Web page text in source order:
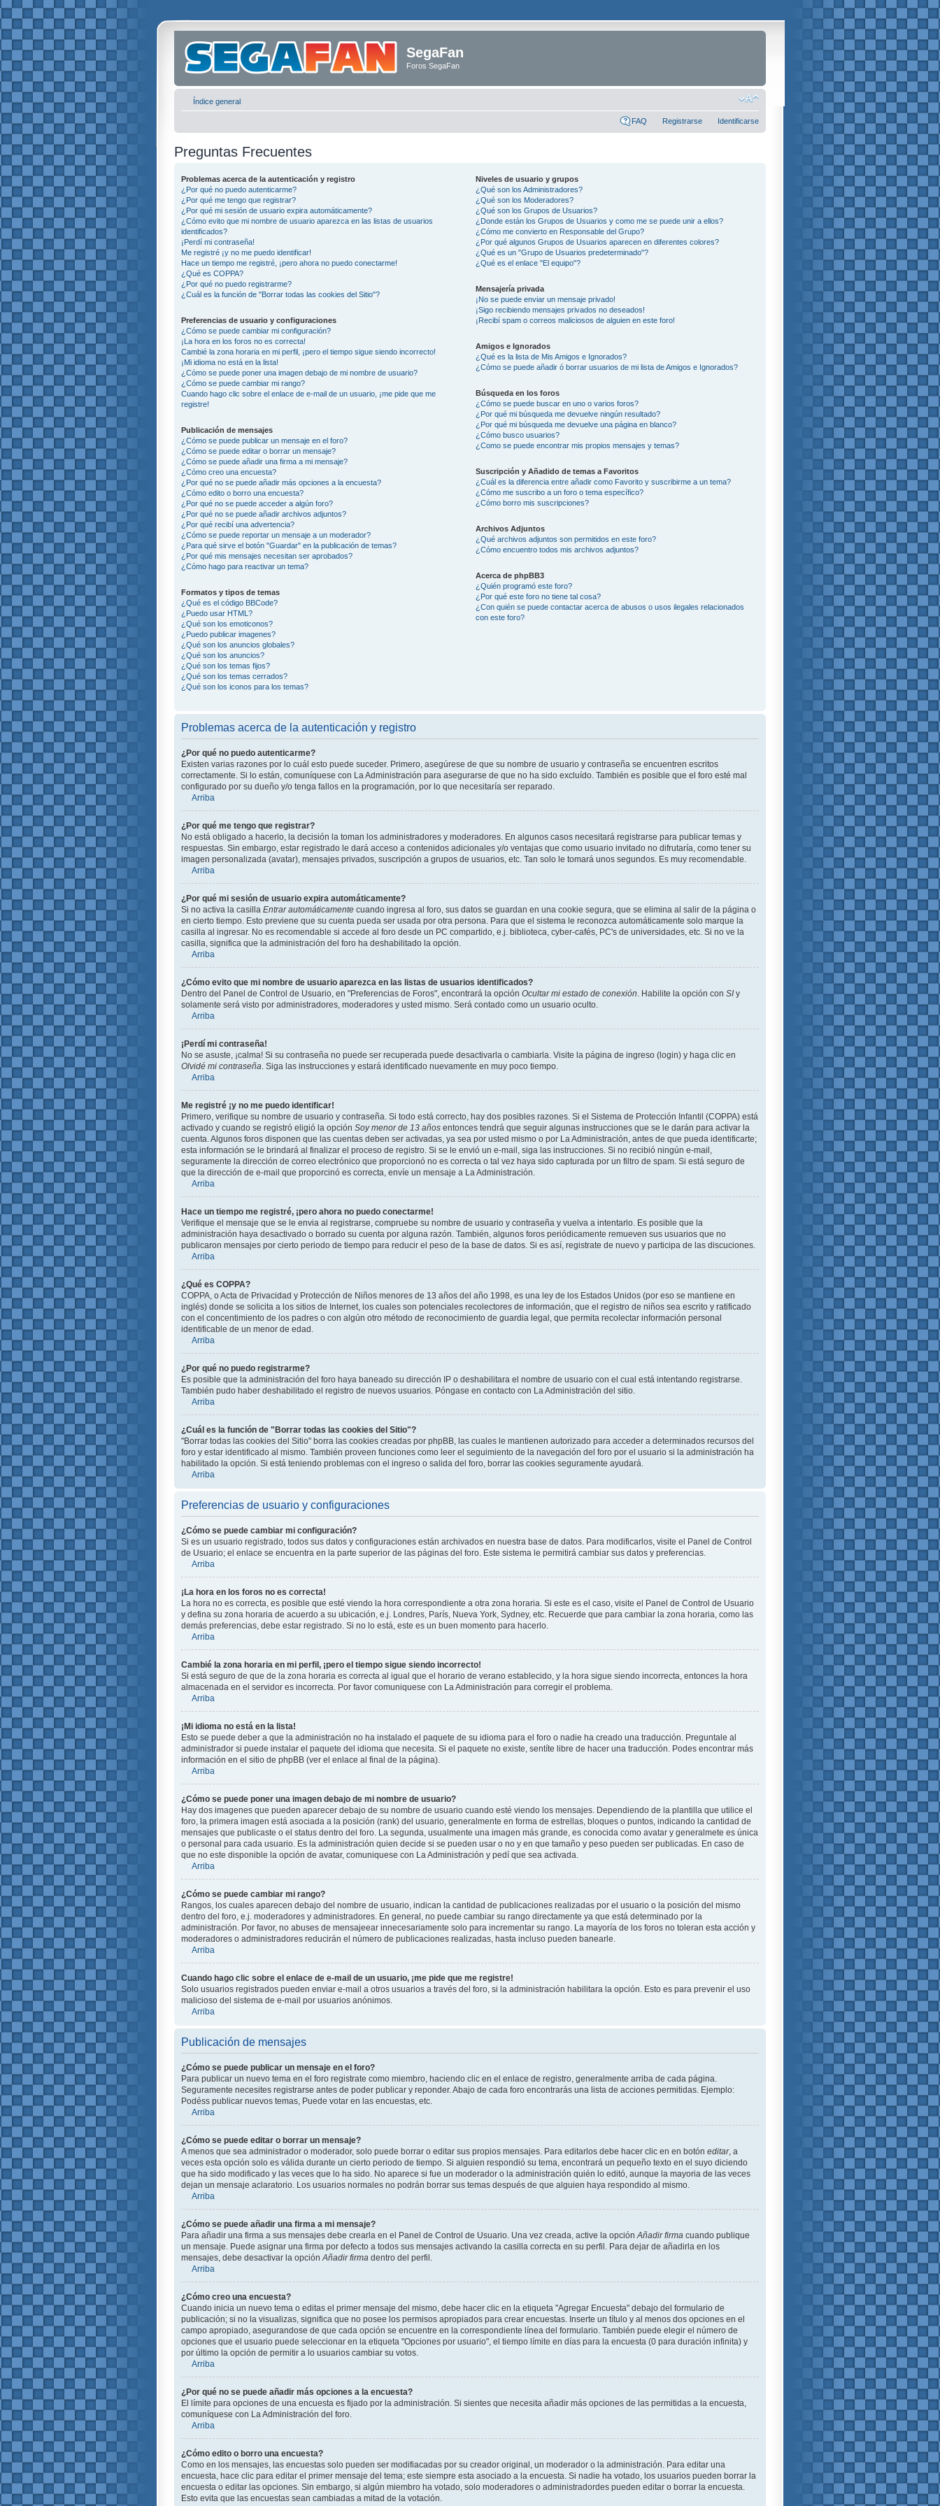
SegaFan
Foros SegaFan
Índice general
FAQ Registrarse Identificarse
Preguntas Frecuentes
Problemas acerca de la autenticación y registro
¿Por qué no puedo autenticarme?
¿Por qué me tengo que registrar?
¿Por qué mi sesión de usuario expira automáticamente?
¿Cómo evito que mi nombre de usuario aparezca en las listas de usuarios
identificados?
¡Perdí mi contraseña!
Me registré ¡y no me puedo identificar!
Hace un tiempo me registré, ¡pero ahora no puedo conectarme!
¿Qué es COPPA?
¿Por qué no puedo registrarme?
¿Cuál es la función de "Borrar todas las cookies del Sitio"?
Preferencias de usuario y configuraciones
¿Cómo se puede cambiar mi configuración?
¡La hora en los foros no es correcta!
Cambié la zona horaria en mi perfil, ¡pero el tiempo sigue siendo incorrecto!
¡Mi idioma no está en la lista!
¿Cómo se puede poner una imagen debajo de mi nombre de usuario?
¿Cómo se puede cambiar mi rango?
Cuando hago clic sobre el enlace de e-mail de un usuario, ¡me pide que me
registre!
Publicación de mensajes
¿Cómo se puede publicar un mensaje en el foro?
¿Cómo se puede editar o borrar un mensaje?
¿Cómo se puede añadir una firma a mi mensaje?
¿Cómo creo una encuesta?
¿Por qué no se puede añadir más opciones a la encuesta?
¿Cómo edito o borro una encuesta?
¿Por qué no se puede acceder a algún foro?
¿Por qué no se puede añadir archivos adjuntos?
¿Por qué recibí una advertencia?
¿Cómo se puede reportar un mensaje a un moderador?
¿Para qué sirve el botón "Guardar" en la publicación de temas?
¿Por qué mis mensajes necesitan ser aprobados?
¿Cómo hago para reactivar un tema?
Formatos y tipos de temas
¿Qué es el código BBCode?
¿Puedo usar HTML?
¿Qué son los emoticonos?
¿Puedo publicar imagenes?
¿Qué son los anuncios globales?
¿Qué son los anuncios?
¿Qué son los temas fijos?
¿Qué son los temas cerrados?
¿Qué son los iconos para los temas?
Niveles de usuario y grupos
¿Qué son los Administradores?
¿Qué son los Moderadores?
¿Qué son los Grupos de Usuarios?
¿Donde están los Grupos de Usuarios y como me se puede unir a ellos?
¿Cómo me convierto en Responsable del Grupo?
¿Por qué algunos Grupos de Usuarios aparecen en diferentes colores?
¿Qué es un "Grupo de Usuarios predeterminado"?
¿Qué es el enlace "El equipo"?
Mensajería privada
¡No se puede enviar un mensaje privado!
¡Sigo recibiendo mensajes privados no deseados!
¡Recibí spam o correos maliciosos de alguien en este foro!
Amigos e Ignorados
¿Qué es la lista de Mis Amigos e Ignorados?
¿Cómo se puede añadir ó borrar usuarios de mi lista de Amigos e Ignorados?
Búsqueda en los foros
¿Cómo se puede buscar en uno o varios foros?
¿Por qué mi búsqueda me devuelve ningún resultado?
¿Por qué mi búsqueda me devuelve una página en blanco?
¿Cómo busco usuarios?
¿Como se puede encontrar mis propios mensajes y temas?
Suscripción y Añadido de temas a Favoritos
¿Cuál es la diferencia entre añadir como Favorito y suscribirme a un tema?
¿Cómo me suscribo a un foro o tema específico?
¿Cómo borro mis suscripciones?
Archivos Adjuntos
¿Qué archivos adjuntos son permitidos en este foro?
¿Cómo encuentro todos mis archivos adjuntos?
Acerca de phpBB3
¿Quién programó este foro?
¿Por qué este foro no tiene tal cosa?
¿Con quién se puede contactar acerca de abusos o usos ilegales relacionados
con este foro?
Problemas acerca de la autenticación y registro
¿Por qué no puedo autenticarme?
Existen varias razones por lo cuál esto puede suceder. Primero, asegúrese de que su nombre de usuario y contraseña se encuentren escritos
correctamente. Si lo están, comuníquese con La Administración para asegurarse de que no ha sido excluído. También es posible que el foro esté mal
configurado por su dueño y/o tenga fallos en la programación, por lo que necesitaría ser reparado.
Arriba
¿Por qué me tengo que registrar?
No está obligado a hacerlo, la decisión la toman los administradores y moderadores. En algunos casos necesitará registrarse para publicar temas y
respuestas. Sin embargo, estar registrado le dará acceso a contenidos adicionales y/o ventajas que como usuario invitado no difrutaría, como tener su
imagen personalizada (avatar), mensajes privados, suscripción a grupos de usuarios, etc. Tan solo le tomará unos segundos. Es muy recomendable.
Arriba
¿Por qué mi sesión de usuario expira automáticamente?
Si no activa la casilla Entrar automáticamente cuando ingresa al foro, sus datos se guardan en una cookie segura, que se elimina al salir de la página o
en cierto tiempo. Esto previene que su cuenta pueda ser usada por otra persona. Para que el sistema le reconozca automáticamente solo marque la
casilla al ingresar. No es recomendable si accede al foro desde un PC compartido, e.j. biblioteca, cyber-cafés, PC's de universidades, etc. Si no ve la
casilla, significa que la administración del foro ha deshabilitado la opción.
Arriba
¿Cómo evito que mi nombre de usuario aparezca en las listas de usuarios identificados?
Dentro del Panel de Control de Usuario, en "Preferencias de Foros", encontrará la opción Ocultar mi estado de conexión . Habilite la opción con SI y
solamente será visto por administradores, moderadores y usted mismo. Será contado como un usuario oculto.
Arriba
¡Perdí mi contraseña!
No se asuste, ¡calma! Si su contraseña no puede ser recuperada puede desactivarla o cambiarla. Visite la página de ingreso (login) y haga clic en
Olvidé mi contraseña . Siga las instrucciones y estará identificado nuevamente en muy poco tiempo.
Arriba
Me registré ¡y no me puedo identificar!
Primero, verifique su nombre de usuario y contraseña. Si todo está correcto, hay dos posibles razones. Si el Sistema de Protección Infantil (COPPA) está
activado y cuando se registró eligió la opción Soy menor de 13 años entonces tendrá que seguir algunas instrucciones que se le darán para activar la
cuenta. Algunos foros disponen que las cuentas deben ser activadas, ya sea por usted mismo o por La Administración, antes de que pueda identificarte;
esta información se le brindará al finalizar el proceso de registro. Si se le envió un e-mail, siga las instrucciones. Si no recibió ningún e-mail,
seguramente la dirección de correo electrónico que proporcionó no es correcta o tal vez haya sido capturada por un filtro de spam. Si está seguro de
que la dirección de e-mail que proporcinó es correcta, envíe un mensaje a La Administración.
Arriba
Hace un tiempo me registré, ¡pero ahora no puedo conectarme!
Verifique el mensaje que se le envia al registrarse, compruebe su nombre de usuario y contraseña y vuelva a intentarlo. Es posible que la
administración haya desactivado o borrado su cuenta por alguna razón. También, algunos foros periódicamente remueven sus usuarios que no
publicaron mensajes por cierto periodo de tiempo para reducir el peso de la base de datos. Si es así, registrate de nuevo y participa de las discuciones.
Arriba
¿Qué es COPPA?
COPPA, o Acta de Privacidad y Protección de Niños menores de 13 años del año 1998, es una ley de los Estados Unidos (por eso se mantiene en
inglés) donde se solicita a los sitios de Internet, los cuales son potenciales recolectores de información, que el registro de niños sea escrito y ratificado
con el concentimiento de los padres o con algún otro método de reconocimiento de guardia legal, que permita recolectar información personal
identificable de un menor de edad.
Arriba
¿Por qué no puedo registrarme?
Es posible que la administración del foro haya baneado su dirección IP o deshabilitara el nombre de usuario con el cual está intentando registrarse.
También pudo haber deshabilitado el registro de nuevos usuarios. Póngase en contacto con La Administración del sitio.
Arriba
¿Cuál es la función de "Borrar todas las cookies del Sitio"?
"Borrar todas las cookies del Sitio" borra las cookies creadas por phpBB, las cuales le mantienen autorizado para acceder a determinados recursos del
foro y estar identificado al mismo. También proveen funciones como leer el seguimiento de la navegación del foro por el usuario si la administración ha
habilitado la opción. Si está teniendo problemas con el ingreso o salida del foro, borrar las cookies seguramente ayudará.
Arriba
Preferencias de usuario y configuraciones
¿Cómo se puede cambiar mi configuración?
Si es un usuario registrado, todos sus datos y configuraciones están archivados en nuestra base de datos. Para modificarlos, visite el Panel de Control
de Usuario; el enlace se encuentra en la parte superior de las páginas del foro. Este sistema le permitirá cambiar sus datos y preferencias.
Arriba
¡La hora en los foros no es correcta!
La hora no es correcta, es posible que esté viendo la hora correspondiente a otra zona horaria. Si este es el caso, visite el Panel de Control de Usuario
y defina su zona horaria de acuerdo a su ubicación, e.j. Londres, París, Nueva York, Sydney, etc. Recuerde que para cambiar la zona horaria, como las
demás preferencias, debe estar registrado. Si no lo está, este es un buen momento para hacerlo.
Arriba
Cambié la zona horaria en mi perfil, ¡pero el tiempo sigue siendo incorrecto!
Si está seguro de que de la zona horaria es correcta al igual que el horario de verano establecido, y la hora sigue siendo incorrecta, entonces la hora
almacenada en el servidor es incorrecta. Por favor comuniquese con La Administración para corregir el problema.
Arriba
¡Mi idioma no está en la lista!
Esto se puede deber a que la administración no ha instalado el paquete de su idioma para el foro o nadie ha creado una traducción. Preguntale al
administrador si puede instalar el paquete del idioma que necesita. Si el paquete no existe, sentíte libre de hacer una traducción. Podes encontrar más
información en el sitio de phpBB (ver el enlace al final de la página).
Arriba
¿Cómo se puede poner una imagen debajo de mi nombre de usuario?
Hay dos imagenes que pueden aparecer debajo de su nombre de usuario cuando esté viendo los mensajes. Dependiendo de la plantilla que utilice el
foro, la primera imagen está asociada a la posición (rank) del usuario, generalmente en forma de estrellas, bloques o puntos, indicando la cantidad de
mensajes que publicaste o el status dentro del foro. La segunda, usualmente una imagen más grande, es conocida como avatar y generalmete es única
o personal para cada usuario. Es la administración quien decide si se pueden usar o no y en que tamaño y peso pueden ser publicadas. En caso de
que no este disponible la opción de avatar, comuniquese con La Administración y pedí que sea activada.
Arriba
¿Cómo se puede cambiar mi rango?
Rangos, los cuales aparecen debajo del nombre de usuario, indican la cantidad de publicaciones realizadas por el usuario o la posición del mismo
dentro del foro, e.j. moderadores y administradores. En general, no puede cambiar su rango directamente ya que está determinado por la
administración. Por favor, no abuses de mensajeear innecesariamente solo para incrementar su rango. La mayoría de los foros no toleran esta acción y
moderadores o administradores reducirán el número de publicaciones realizadas, hasta incluso pueden banearle.
Arriba
Cuando hago clic sobre el enlace de e-mail de un usuario, ¡me pide que me registre!
Solo usuarios registrados pueden enviar e-mail a otros usuarios a través del foro, si la administración habilitara la opción. Esto es para prevenir el uso
malicioso del sistema de e-mail por usuarios anónimos.
Arriba
Publicación de mensajes
¿Cómo se puede publicar un mensaje en el foro?
Para publicar un nuevo tema en el foro registrate como miembro, haciendo clic en el enlace de registro, generalmente arriba de cada página.
Seguramente necesites registrarse antes de poder publicar y reponder. Abajo de cada foro encontrarás una lista de acciones permitidas. Ejemplo:
Podéss publicar nuevos temas, Puede votar en las encuestas, etc.
Arriba
¿Cómo se puede editar o borrar un mensaje?
A menos que sea administrador o moderador, solo puede borrar o editar sus propios mensajes. Para editarlos debe hacer clic en en botón editar, a
veces esta opción solo es válida durante un cierto periodo de tiempo. Si alguien respondió su tema, encontrará un pequeño texto en el suyo diciendo
que ha sido modificado y las veces que lo ha sido. No aparece si fue un moderador o la administración quién lo editó, aunque la mayoria de las veces
dejan un mensaje aclaratorio. Los usuarios normales no podrán borrar sus temas después de que alguien haya respondido al mismo.
Arriba
¿Cómo se puede añadir una firma a mi mensaje?
Para añadir una firma a sus mensajes debe crearla en el Panel de Control de Usuario. Una vez creada, active la opción Añadir firma cuando publique
un mensaje. Puede asignar una firma por defecto a todos sus mensajes activando la casilla correcta en su perfil. Para dejar de añadirla en los
mensajes, debe desactivar la opción Añadir firma dentro del perfil.
Arriba
¿Cómo creo una encuesta?
Cuando inicia un nuevo tema o editas el primer mensaje del mismo, debe hacer clic en la etiqueta "Agregar Encuesta" debajo del formulario de
publicación; si no la visualizas, significa que no posee los permisos apropiados para crear encuestas. Inserte un título y al menos dos opciones en el
campo apropiado, asegurandose de que cada opción se encuentre en la correspondiente línea del formulario. También puede elegir el número de
opciones que el usuario puede seleccionar en la etiqueta "Opciones por usuario", el tiempo límite en días para la encuesta (0 para duración infinita) y
por último la opción de permitir a lo usuarios cambiar su votos.
Arriba
¿Por qué no se puede añadir más opciones a la encuesta?
El límite para opciones de una encuesta es fijado por la administración. Si sientes que necesita añadir más opciones de las permitidas a la encuesta,
comuníquese con La Administración del foro.
Arriba
¿Cómo edito o borro una encuesta?
Como en los mensajes, las encuestas solo pueden ser modifiacadas por su creador original, un moderador o la administración. Para editar una
encuesta, hace clic para editar el primer mensaje del tema; este siempre esta asociado a la encuesta. Si nadie ha votado, los usuarios pueden borrar la
encuesta o editar las opciones. Sin embargo, si algún miembro ha votado, solo moderadores o administradordes pueden editar o borrar la encuesta.
Esto evita que las encuestas sean cambiadas a mitad de la votación.